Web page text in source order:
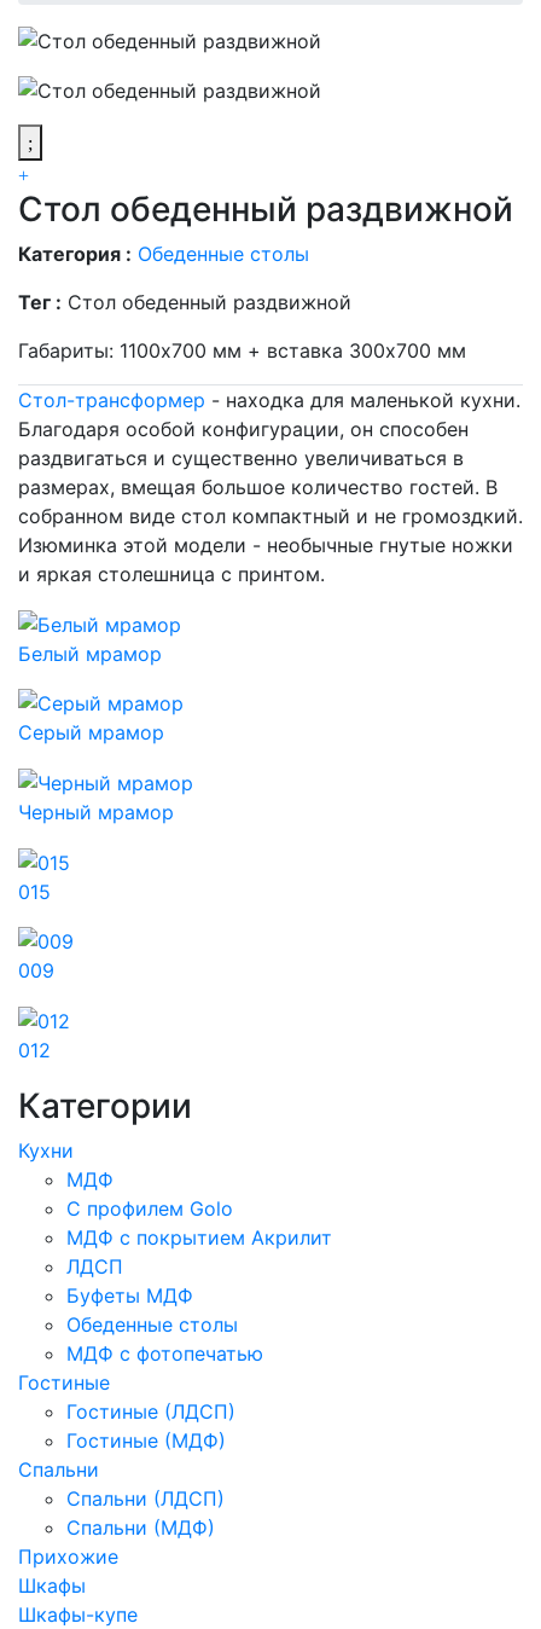
Стол обеденный раздвижной
Категория : Обеденные столы
Тег : Стол обеденный раздвижной
Габариты: 1100х700 мм + вставка 300х700 мм
Стол-трансформер - находка для маленькой кухни.
Благодаря особой конфигурации, он способен
раздвигаться и существенно увеличиваться в
размерах, вмещая большое количество гостей. В
собранном виде стол компактный и не громоздкий.
Изюминка этой модели - необычные гнутые ножки
и яркая столешница с принтом.
Белый мрамор
Серый мрамор
Черный мрамор
015
009
012
Категории
Кухни
МДФ
С профилем Golo
МДФ с покрытием Акрилит
ЛДСП
Буфеты МДФ
Обеденные столы
МДФ с фотопечатью
Гостиные
Гостиные (ЛДСП)
Гостиные (МДФ)
Спальни
Спальни (ЛДСП)
Спальни (МДФ)
Прихожие
Шкафы
Шкафы-купе